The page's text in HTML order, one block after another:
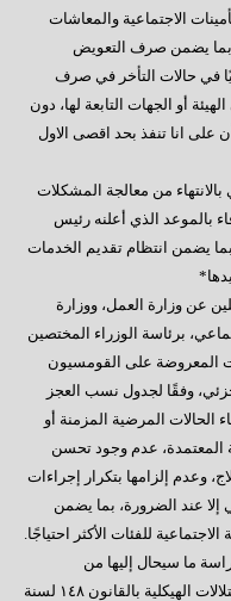
من قانون التأمينات الاجتماعية والمعاشات
بالقانون رقم 148 لسنة 2019، بما يضمن صرف التعويض
في حالات التأخر في صرف
أو الجهات التابعة لها، دون
انا تنفذ بحد اقصى الاول
بالانتهاء من معالجة المشكلات
بالموعد الذي أعلنه رئيس
وهو الأول من أغسطس 2026، بما يضمن انتظام تقديم الخدمات
عن وزارة العمل، ووزارة
برئاسة الوزراء المختصين
المعروضة على القومسيون
وفقًا لجدول نسب العجز
الحالات المرضية المزمنة أو
المعتمدة، عدم وجود تحسن
وعدم إلزامها بتكرار إجراءات
عند الضرورة، بما يضمن
للفئات الأكثر احتياجًا.
ما سيحال إليها من
مشروعات قوانين متعلقة بمعالجة الإختلالات الهيكلية بالقانون ١٤٨ لسنة